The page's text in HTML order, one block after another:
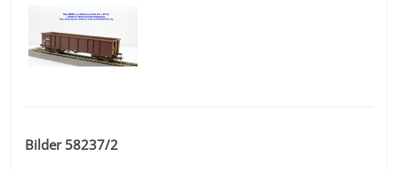
Bilder 58237/2